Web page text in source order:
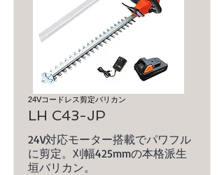
24Vコードレス剪定バリカン
LH C43-JP
24V対応モーター搭載でパワフル
に剪定。刈幅425mmの本格派生
垣バリカン。